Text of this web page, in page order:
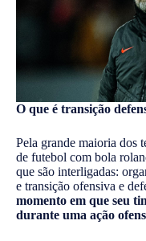
O que é transição
Pela grande maioria dos
de futebol com bola
que são interligadas:
e transição ofensiva e
momento em que seu
durante uma ação